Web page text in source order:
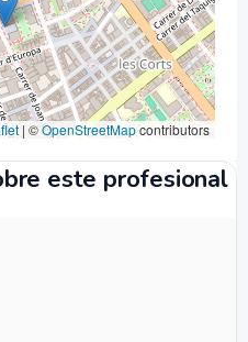
| ©OpenStreetMapcontributors
este profesional